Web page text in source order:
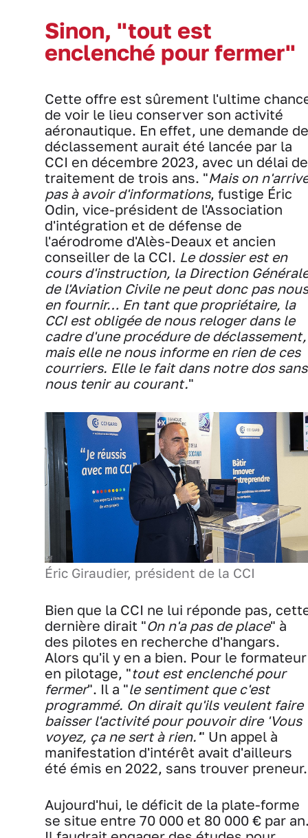
Sinon, "tout est
enclenché pour fermer"
Cette offre est sûrement l'ultime
de voir le lieu conserver son activité
aéronautique. En effet, une demande de
déclassement aurait été lancée par la
CCI en décembre 2023, avec un délai de
traitement de trois ans. "Mais on
pas à avoir d'informations, fustige Éric
Odin, vice-président de l'Association
d'intégration et de défense de
l'aérodrome d'Alès-Deaux et ancien
conseiller de la CCI. Le dossier est en
cours d'instruction, la Direction
de l'Aviation Civile ne peut donc pas nous
en fournir… En tant que propriétaire, la
CCI est obligée de nous reloger dans le
cadre d'une procédure de déclassement,
mais elle ne nous informe en rien de ces
courriers. Elle le fait dans notre dos sans
nous tenir au courant."
Éric Giraudier, président de la CCI
Bien que la CCI ne lui réponde pas,
dernière dirait "On n'a pas de place" à
des pilotes en recherche d'hangars.
Alors qu'il y en a bien. Pour le formateur
en pilotage, "tout est enclenché pour
fermer". Il a "le sentiment que c'est
programmé. On dirait qu'ils veulent faire
baisser l'activité pour pouvoir dire 'Vous
voyez, ça ne sert à rien.' " Un appel à
manifestation d'intérêt avait d'ailleurs
été émis en 2022, sans trouver preneur.
Aujourd'hui, le déficit de la plate-forme
se situe entre 70 000 et 80 000 € par